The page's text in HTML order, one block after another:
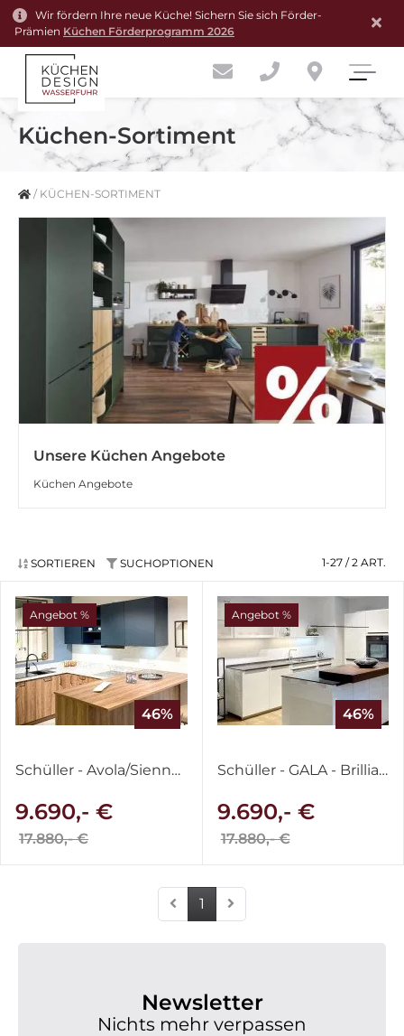
Wir fördern Ihre neue Küche! Sichern Sie sich Förder-
Prämien Küchen Förderprogramm 2026
Küchen-Sortiment
/ KÜCHEN-SORTIMENT
Unsere Küchen Angebote
Küchen Angebote
SORTIEREN SUCHOPTIONEN 1-27 / 2 ART.
Angebot %
46%
Schüller - Avola/Sienna - Victoria Nussbaum & Lack Tiefblau samtmatt
9.690,- €
17.880,- €
Angebot %
46%
Schüller - GALA - Brilliantweiß & IronGrey
9.690,- €
17.880,- €
1
Newsletter
Nichts mehr verpassen